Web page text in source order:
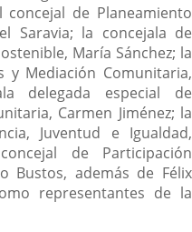
de Planeamiento
Saravia; la concejala de
María Sánchez; la
y Mediación Comunitaria,
delegada especial de
Carmen Jiménez; la
Juventud e Igualdad,
de Participación
Bustos, además de Félix
representantes de la